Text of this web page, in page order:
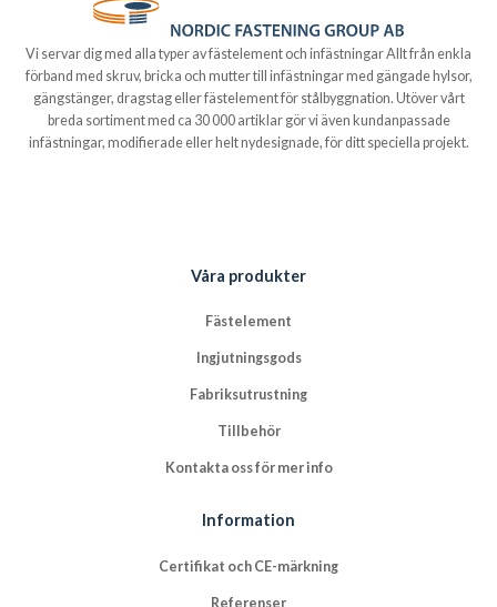
Vi servar dig med alla typer av fästelement och infästningar Allt från enkla
förband med skruv, bricka och mutter till infästningar med gängade hylsor,
gängstänger, dragstag eller fästelement för stålbyggnation. Utöver vårt
breda sortiment med ca 30 000 artiklar gör vi även kundanpassade
infästningar, modifierade eller helt nydesignade, för ditt speciella projekt.
Våra produkter
Fästelement
Ingjutningsgods
Fabriksutrustning
Tillbehör
Kontakta oss för mer info
Information
Certifikat och CE-märkning
Referenser